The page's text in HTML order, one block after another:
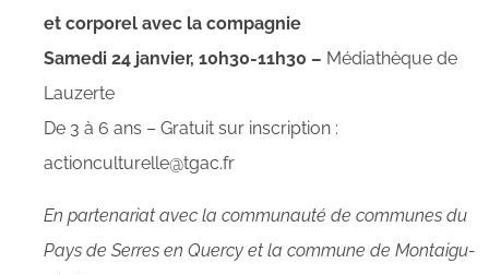
et corporel avec la compagnie
Samedi 24 janvier, 10h30-11h30 – Médiathèque de
Lauzerte
De 3 à 6 ans – Gratuit sur inscription :
actionculturelle@tgac.fr
En partenariat avec la communauté de communes du
Pays de Serres en Quercy et la commune de Montaigu-